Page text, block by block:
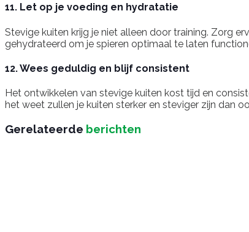
11. Let op je voeding en hydratatie
Stevige kuiten krijg je niet alleen door training. Zorg
gehydrateerd om je spieren optimaal te laten
12. Wees geduldig en blijf consistent
Het ontwikkelen van stevige kuiten kost tijd en
het weet zullen je kuiten sterker en steviger zijn dan
Gerelateerde berichten